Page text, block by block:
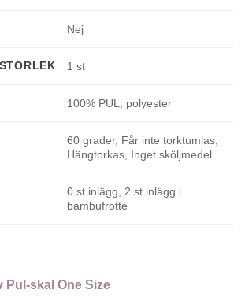
Nej
1 st
100% PUL, polyester
60 grader, Får inte torktumlas,
Hängtorkas, Inget sköljmedel
0 st inlägg, 2 st inlägg i
bambufrotté
Pul-skal One Size